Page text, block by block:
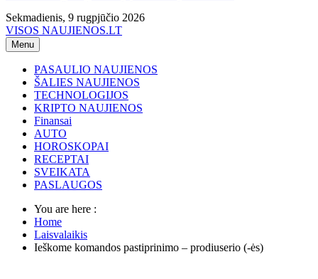
Sekmadienis, 9 rugpjūčio 2026
VISOS NAUJIENOS.LT
Menu
PASAULIO NAUJIENOS
ŠALIES NAUJIENOS
TECHNOLOGIJOS
KRIPTO NAUJIENOS
Finansai
AUTO
HOROSKOPAI
RECEPTAI
SVEIKATA
PASLAUGOS
You are here :
Home
Laisvalaikis
Ieškome komandos pastiprinimo – prodiuserio (-ės)